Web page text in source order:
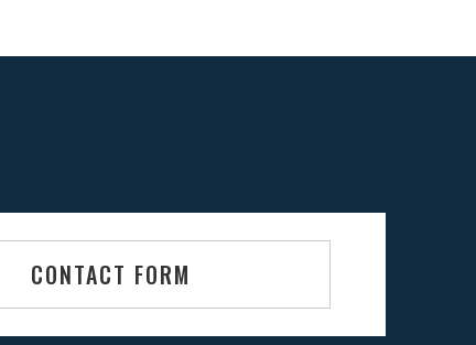
CONTACT FORM